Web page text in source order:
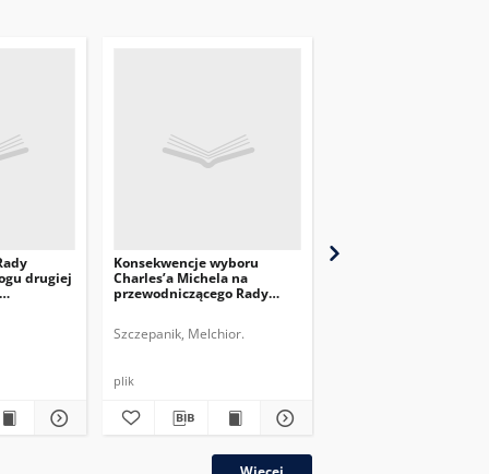
drugiej
Konsekwencje wyboru
Charles’a Michela na
przewodniczącego Rady
Szczepanik, Melchior.
plik